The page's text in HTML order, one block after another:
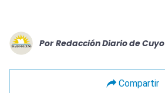
Por Redacción Diario de Cuyo
Compartir